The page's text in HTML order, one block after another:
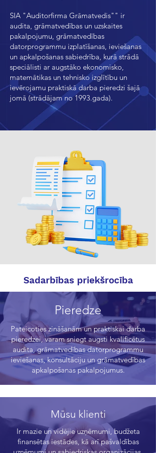
SIA "Auditorfirma Grāmatvedis"" ir
audita, grāmatvedības un uzskaites
pakalpojumu, grāmatvedības
datorprogrammu izplatīšanas, ieviešanas
un apkalpošanas sabiedrība, kurā strādā
speciālisti ar augstāko ekonomisko,
matemātikas un tehnisko izglītību un
ievērojamu praktiskā darba pieredzi šajā
jomā (strādājam no 1993.gada).
Sadarbības priekšrocība
Pieredze
Pateicoties zināšanām un praktiskai darba
pieredzei, varam sniegt augsti kvalificētus
audita, grāmatvedības datorprogrammu
ieviešanas, konsultāciju un grāmatvedības
apkalpošanas pakalpojumus.
Mūsu klienti
Ir mazie un vidējie uzņēmumi, budžeta
finansētas iestādes, kā arī pašvaldības